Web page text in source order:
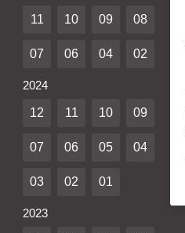
11 10 09 08
07 06 04 02
2024
12 11 10 09
07 06 05 04
03 02 01
2023